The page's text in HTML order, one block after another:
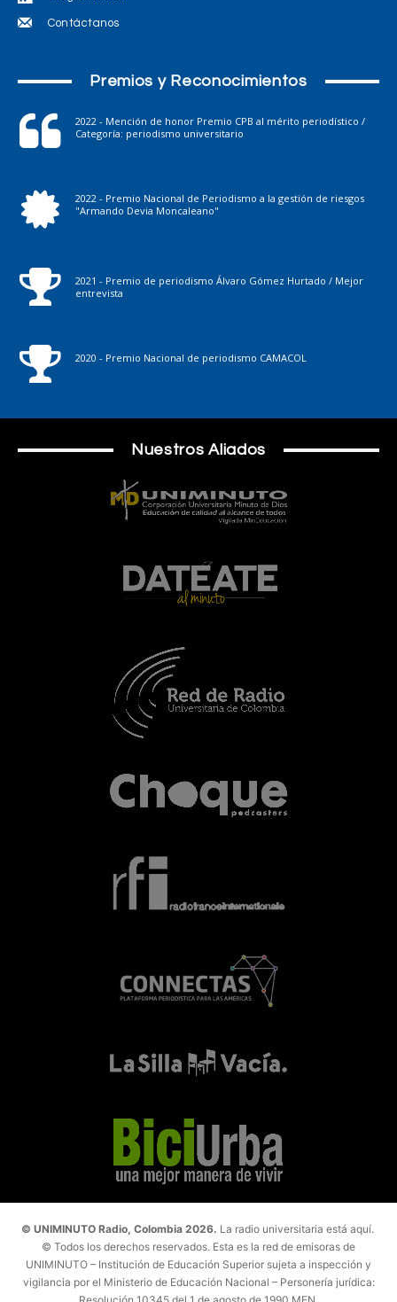
Contáctanos
Premios y Reconocimientos
2022 - Mención de honor Premio CPB al mérito periodístico /
Categoría: periodismo universitario
2022 - Premio Nacional de Periodismo a la gestión de riesgos
"Armando Devia Moncaleano"
2021 - Premio de periodismo Álvaro Gómez Hurtado / Mejor
entrevista
2020 - Premio Nacional de periodismo CAMACOL
Nuestros Aliados
© UNIMINUTO Radio, Colombia 2026. La radio universitaria está aquí.
© Todos los derechos reservados. Esta es la red de emisoras de
UNIMINUTO – Institución de Educación Superior sujeta a inspección y
vigilancia por el Ministerio de Educación Nacional – Personería jurídica: